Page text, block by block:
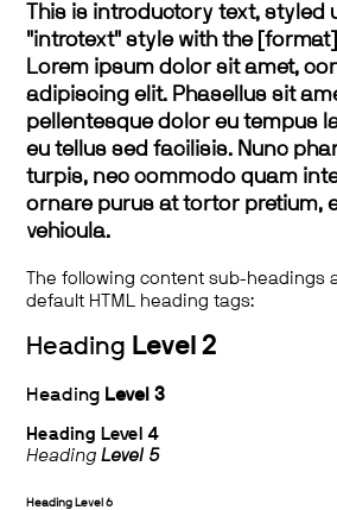
This is introductory text, styled
"introtext" style with the
Lorem ipsum dolor sit amet,
adipiscing elit. Phasellus sit
pellentesque dolor eu tempus
eu tellus sed facilisis. Nunc
turpis, nec commodo quam
ornare purus at tortor pretium,
vehicula.
The following content sub-headings
default HTML heading tags:
Heading Level 2
Heading Level 3
Heading Level 4
HeadingLevel 5
Heading Level 6